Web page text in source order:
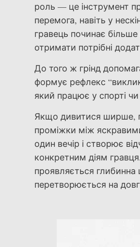
роль — це інструмент
перемога, навіть у
гравець починає
отримати потрібні
До того ж грінд
формує рефлекс
який працює у спорті
Якщо дивитися ширше,
проміжки між
один вечір і створює
конкретним діям
проявляється глибинна
перетворюється на